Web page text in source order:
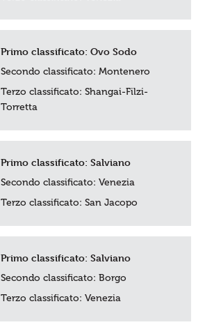
Primo classificato:Ovo Sodo
Secondo classificato: Montenero
Terzo classificato: Shangai-Filzi-
Torretta
Primo classificato:Salviano
Secondo classificato:Venezia
Terzo classificato:San Jacopo
Primo classificato:Salviano
Secondo classificato: Borgo
Terzo classificato:Venezia